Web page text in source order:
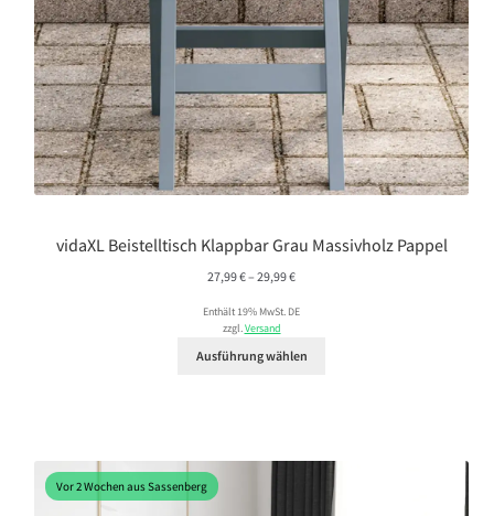
vidaXL Beistelltisch Klappbar Grau Massivholz Pappel
27,99€– 29,99€Preisspanne:
bis
Enthält 19% MwSt. DE
zzgl.Versand
Ausführung wählen
Vor 2 Wochen aus Sassenberg